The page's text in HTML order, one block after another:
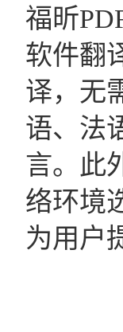
福昕
软件翻
译，无
语、法
言。此
络环境
为用户